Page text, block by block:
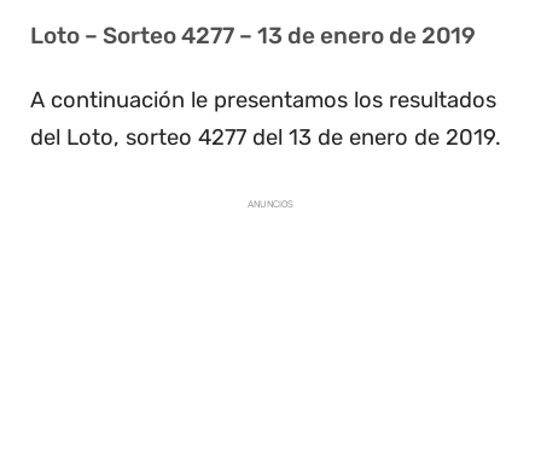
Loto – Sorteo 4277 – 13 de enero de 2019
A continuación le presentamos los resultados
del Loto, sorteo 4277 del 13 de enero de 2019.
ANUNCIOS